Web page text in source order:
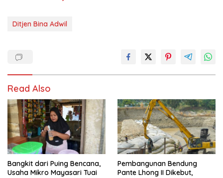
Ditjen Bina Adwil
Read Also
Bangkit dari Puing Bencana,
Usaha Mikro Mayasari Tuai
Pembangunan Bendung
Pante Lhong II Dikebut,